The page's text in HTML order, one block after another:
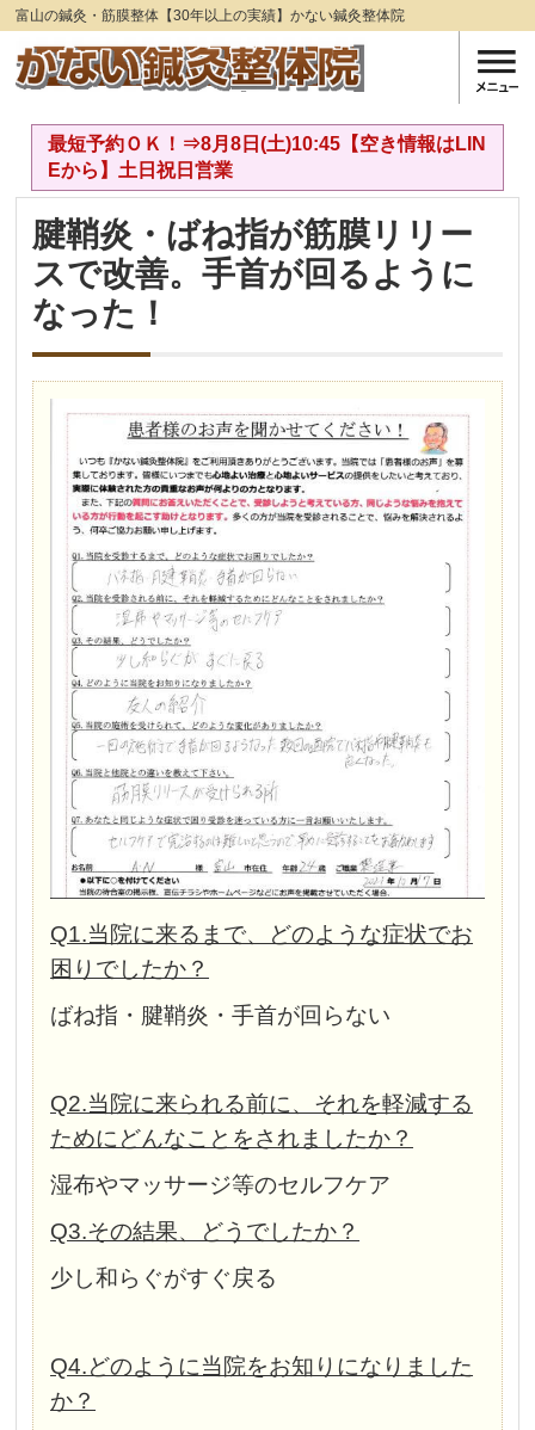
富山の鍼灸・筋膜整体【30年以上の実績】かない鍼灸整体院
最短予約ＯＫ！⇒8月8日(土)10:45【空き情報はLIN
Eから】土日祝日営業
腱鞘炎・ばね指が筋膜リリー
スで改善。手首が回るように
なった！
Q1.当院に来るまで、どのような症状でお
困りでしたか？
ばね指・腱鞘炎・手首が回らない
Q2.当院に来られる前に、それを軽減する
ためにどんなことをされましたか？
湿布やマッサージ等のセルフケア
Q3.その結果、どうでしたか？
少し和らぐがすぐ戻る
Q4.どのように当院をお知りになりました
か？